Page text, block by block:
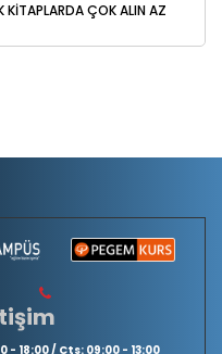
KITAPLARDA ÇOK ALIN AZ
18:00 / Cts: 09:00 - 13:00